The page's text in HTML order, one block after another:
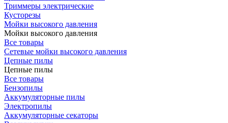
Триммеры электрические
Кусторезы
Мойки высокого давления
Мойки высокого давления
Все товары
Сетевые мойки высокого давления
Цепные пилы
Цепные пилы
Все товары
Бензопилы
Аккумуляторные пилы
Электропилы
Аккумуляторные секаторы